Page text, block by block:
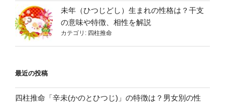
を
解
説”
の
未年（ひつじどし）生まれの性格は？干支
の意味や特徴、相性を解説
カテゴリ: 四柱推命
最近の投稿
四柱推命「辛未(かのとひつじ)」の特徴は？男女別の性